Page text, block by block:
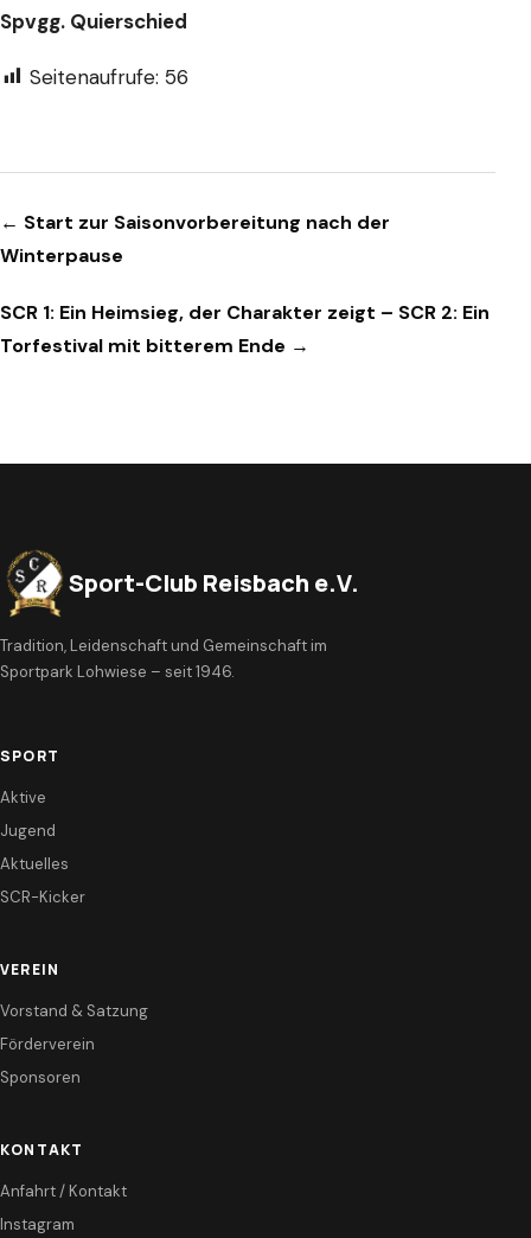
Spvgg. Quierschied
Seitenaufrufe: 56
Beitragsnavigation
← Start zur Saisonvorbereitung nach der
Winterpause
SCR 1: Ein Heimsieg, der Charakter zeigt – SCR 2: Ein
Torfestival mit bitterem Ende →
Sport-Club Reisbach e.V.
Tradition, Leidenschaft und Gemeinschaft im
Sportpark Lohwiese – seit 1946.
SPORT
Aktive
Jugend
Aktuelles
SCR-Kicker
VEREIN
Vorstand & Satzung
Förderverein
Sponsoren
KONTAKT
Anfahrt / Kontakt
Instagram